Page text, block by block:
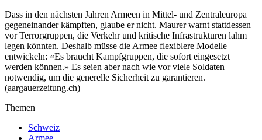
Dass in den nächsten Jahren Armeen in Mittel- und Zentraleuropa
gegeneinander kämpften, glaube er nicht. Maurer warnt stattdessen
vor Terrorgruppen, die Verkehr und kritische Infrastrukturen lahm
legen könnten. Deshalb müsse die Armee flexiblere Modelle
entwickeln: «Es braucht Kampfgruppen, die sofort eingesetzt
werden können.» Es seien aber nach wie vor viele Soldaten
notwendig, um die generelle Sicherheit zu garantieren.
(aargauerzeitung.ch)
Themen
Schweiz
Armee